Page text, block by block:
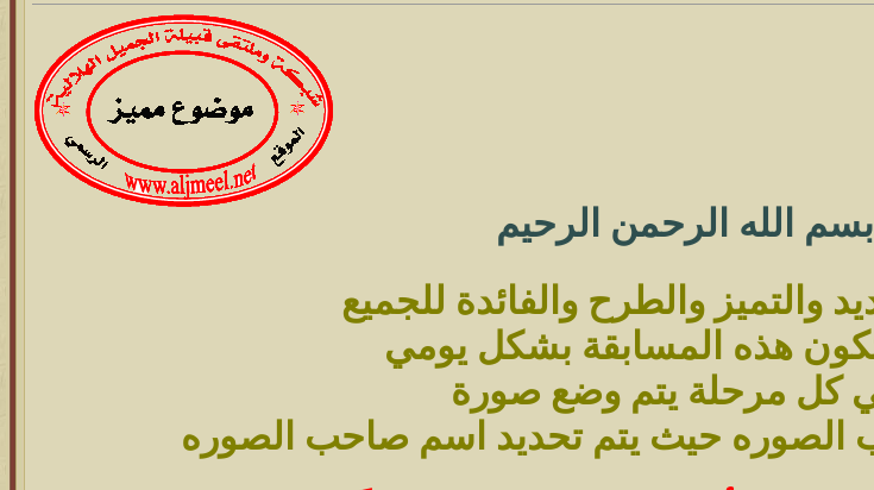
بسم الله الرحمن الرحيم
والتميز والطرح والفائدة للجميع
هذه المسابقة بشكل يومي
كل مرحلة يتم وضع صورة
حيث يتم تحديد اسم صاحب الصوره